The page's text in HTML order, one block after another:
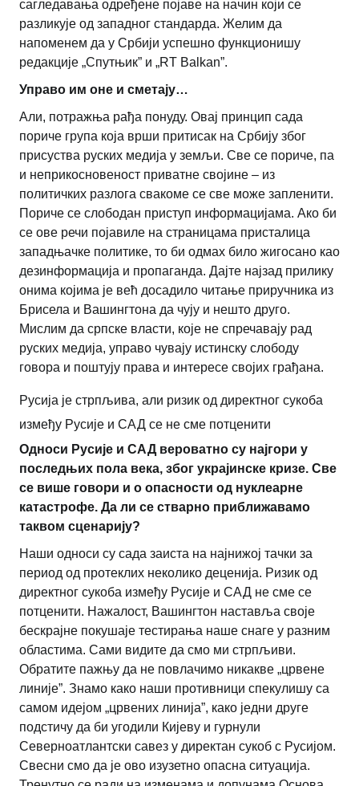
сагледавања одређене појаве на начин који се
разликује од западног стандарда. Желим да
напоменем да у Србији успешно функционишу
редакције „Спутњик” и „RT Balkan”.
Управо им оне и сметају…
Али, потражња рађа понуду. Овај принцип сада
пориче група која врши притисак на Србију због
присуства руских медија у земљи. Све се пориче, па
и неприкосновеност приватне својине – из
политичких разлога свакоме се све може запленити.
Пориче се слободан приступ информацијама. Ако би
се ове речи појавиле на страницама присталица
западњачке политике, то би одмах било жигосано као
дезинформација и пропаганда. Дајте најзад прилику
онима којима је већ досадило читање приручника из
Брисела и Вашингтона да чују и нешто друго.
Мислим да српске власти, које не спречавају рад
руских медија, управо чувају истинску слободу
говора и поштују права и интересе својих грађана.
Русија је стрпљива, али ризик од директног сукоба
између Русије и САД се не сме потценити
Односи Русије и САД вероватно су најгори у
последњих пола века, због украјинске кризе. Све
се више говори и о опасности од нуклеарне
катастрофе. Да ли се стварно приближавамо
таквом сценарију?
Наши односи су сада заиста на најнижој тачки за
период од протеклих неколико деценија. Ризик од
директног сукоба између Русије и САД не сме се
потценити. Нажалост, Вашингтон наставља своје
бескрајне покушаје тестирања наше снаге у разним
областима. Сами видите да смо ми стрпљиви.
Обратите пажњу да не повлачимо никакве „црвене
линије”. Знамо како наши противници спекулишу са
самом идејом „црвених линија”, како једни друге
подстичу да би угодили Кијеву и гурнули
Северноатлантски савез у директан сукоб с Русијом.
Свесни смо да је ово изузетно опасна ситуација.